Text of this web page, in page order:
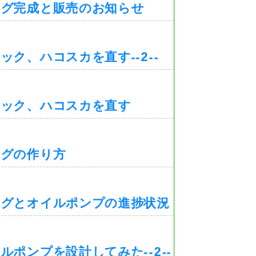
完成と販売のお知らせ
ク、ハコスカを直す--2--
ク、ハコスカを直す
の作り方
とオイルポンプの進捗状況
ポンプを設計してみた--2--